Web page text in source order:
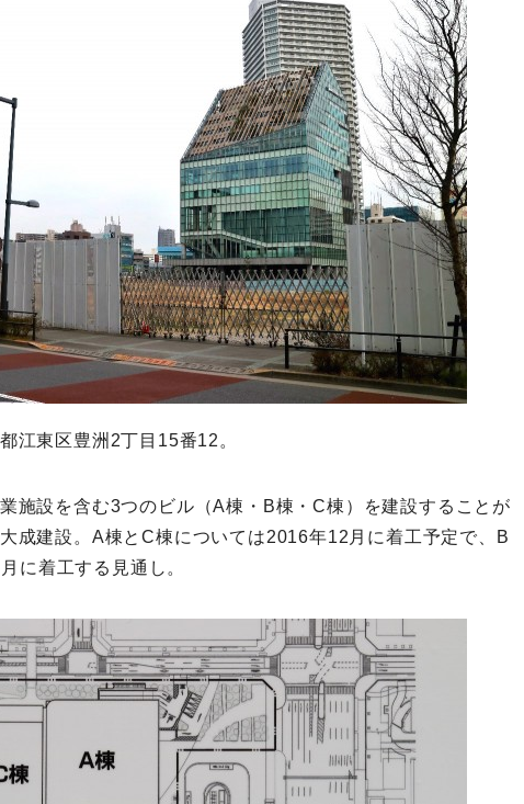
江東区豊洲2丁目15番12。
施設を含む3つのビル（A棟・B棟・C棟）を建設することが
成建設。A棟とC棟については2016年12月に着工予定で、B
に着工する見通し。